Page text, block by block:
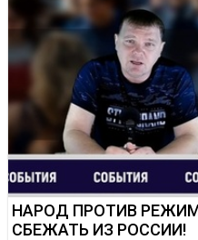
НАРОД ПРОТИВ
СБЕЖАТЬ ИЗ РОССИИ!